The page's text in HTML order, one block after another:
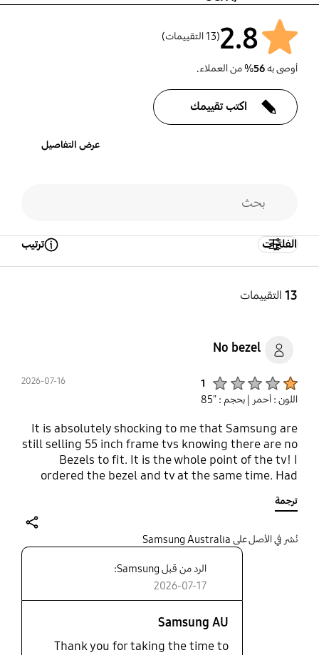
2.8(13 التقييمات)
أوصى به56% من العملاء.
اكتب تقييمك
عرض التفاصيل
13التقييمات
الفلترات ترتيب
No bezel
1
2026-07-16
اللون : أحمر | بحجم : "85
It is absolutely shocking to me that Samsung are
still selling 55 inch frame tvs knowing there are no
Bezels to fit. It is the whole point of the tv! I
ordered the bezel and tv at the same time. Had
bezel only to then be told they were discontinued.
effect it now has on my wall.
ترجمة
نُشر في الأصل على Samsung Australia
الرد من قبل Samsung:
2026-07-17
Samsung AU
Thank you for taking the time to